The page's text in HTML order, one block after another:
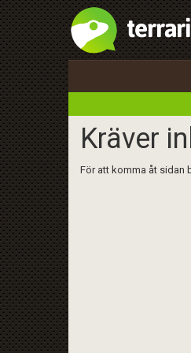
Kräver
För att komma åt sidan